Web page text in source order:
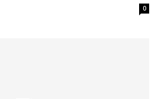
0